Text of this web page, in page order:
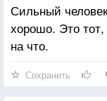
Сильный
хорошо. Это тот,
на что.
Сохранить